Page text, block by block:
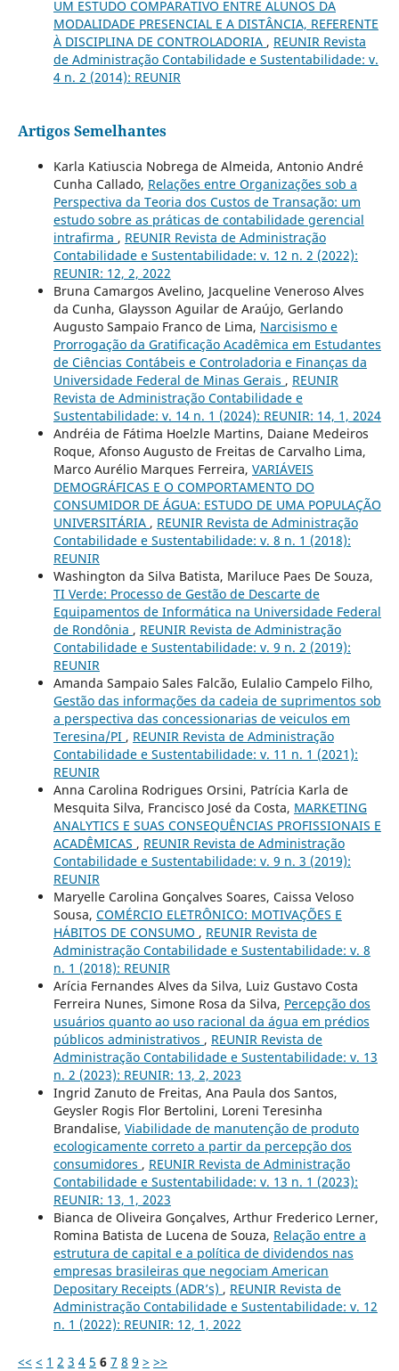
UM ESTUDO COMPARATIVO ENTRE ALUNOS DA
MODALIDADE PRESENCIAL E A DISTÂNCIA, REFERENTE
À DISCIPLINA DE CONTROLADORIA , REUNIR Revista
de Administração Contabilidade e Sustentabilidade: v.
4 n. 2 (2014): REUNIR
Artigos Semelhantes
Karla Katiuscia Nobrega de Almeida, Antonio André
Cunha Callado, Relações entre Organizações sob a
Perspectiva da Teoria dos Custos de Transação: um
estudo sobre as práticas de contabilidade gerencial
intrafirma , REUNIR Revista de Administração
Contabilidade e Sustentabilidade: v. 12 n. 2 (2022):
REUNIR: 12, 2, 2022
Bruna Camargos Avelino, Jacqueline Veneroso Alves
da Cunha, Glaysson Aguilar de Araújo, Gerlando
Augusto Sampaio Franco de Lima, Narcisismo e
Prorrogação da Gratificação Acadêmica em Estudantes
de Ciências Contábeis e Controladoria e Finanças da
Universidade Federal de Minas Gerais , REUNIR
Revista de Administração Contabilidade e
Sustentabilidade: v. 14 n. 1 (2024): REUNIR: 14, 1, 2024
Andréia de Fátima Hoelzle Martins, Daiane Medeiros
Roque, Afonso Augusto de Freitas de Carvalho Lima,
Marco Aurélio Marques Ferreira, VARIÁVEIS
DEMOGRÁFICAS E O COMPORTAMENTO DO
CONSUMIDOR DE ÁGUA: ESTUDO DE UMA POPULAÇÃO
UNIVERSITÁRIA , REUNIR Revista de Administração
Contabilidade e Sustentabilidade: v. 8 n. 1 (2018):
REUNIR
Washington da Silva Batista, Mariluce Paes De Souza,
TI Verde: Processo de Gestão de Descarte de
Equipamentos de Informática na Universidade Federal
de Rondônia , REUNIR Revista de Administração
Contabilidade e Sustentabilidade: v. 9 n. 2 (2019):
REUNIR
Amanda Sampaio Sales Falcão, Eulalio Campelo Filho,
Gestão das informações da cadeia de suprimentos sob
a perspectiva das concessionarias de veiculos em
Teresina/PI , REUNIR Revista de Administração
Contabilidade e Sustentabilidade: v. 11 n. 1 (2021):
REUNIR
Anna Carolina Rodrigues Orsini, Patrícia Karla de
Mesquita Silva, Francisco José da Costa, MARKETING
ANALYTICS E SUAS CONSEQUÊNCIAS PROFISSIONAIS E
ACADÊMICAS , REUNIR Revista de Administração
Contabilidade e Sustentabilidade: v. 9 n. 3 (2019):
REUNIR
Maryelle Carolina Gonçalves Soares, Caissa Veloso
Sousa, COMÉRCIO ELETRÔNICO: MOTIVAÇÕES E
HÁBITOS DE CONSUMO , REUNIR Revista de
Administração Contabilidade e Sustentabilidade: v. 8
n. 1 (2018): REUNIR
Arícia Fernandes Alves da Silva, Luiz Gustavo Costa
Ferreira Nunes, Simone Rosa da Silva, Percepção dos
usuários quanto ao uso racional da água em prédios
públicos administrativos , REUNIR Revista de
Administração Contabilidade e Sustentabilidade: v. 13
n. 2 (2023): REUNIR: 13, 2, 2023
Ingrid Zanuto de Freitas, Ana Paula dos Santos,
Geysler Rogis Flor Bertolini, Loreni Teresinha
Brandalise, Viabilidade de manutenção de produto
ecologicamente correto a partir da percepção dos
consumidores , REUNIR Revista de Administração
Contabilidade e Sustentabilidade: v. 13 n. 1 (2023):
REUNIR: 13, 1, 2023
Bianca de Oliveira Gonçalves, Arthur Frederico Lerner,
Romina Batista de Lucena de Souza, Relação entre a
estrutura de capital e a política de dividendos nas
empresas brasileiras que negociam American
Depositary Receipts (ADR’s) , REUNIR Revista de
Administração Contabilidade e Sustentabilidade: v. 12
n. 1 (2022): REUNIR: 12, 1, 2022
<< < 1 2 3 4 5 6 7 8 9 > >>